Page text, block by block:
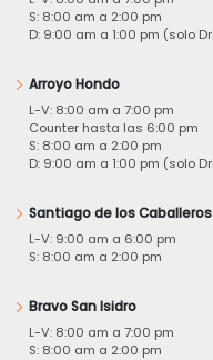
S: 8:00 am a 2:00 pm
D: 9:00 am a 1:00 pm (solo
Arroyo Hondo
L-V: 8:00 am a 7:00 pm
Counter hasta las 6:00 pm
S: 8:00 am a 2:00 pm
D: 9:00 am a 1:00 pm (solo
Santiago de los
L-V: 9:00 am a 6:00 pm
S: 8:00 am a 2:00 pm
Bravo San Isidro
L-V: 8:00 am a 7:00 pm
S: 8:00 am a 2:00 pm